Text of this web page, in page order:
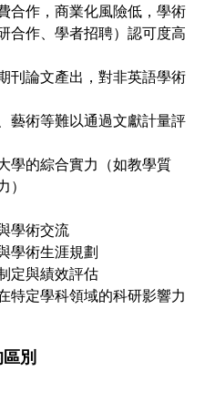
合作，商業化風險低，學術
合作、學者招聘）認可度高
刊論文產出，對非英語學術
藝術等難以通過文獻計量評
學的綜合實力（如教學質
學術交流
學術生涯規劃
定與績效評估
特定學科領域的科研影響力
別